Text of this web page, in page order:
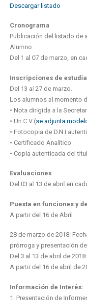
Descargar listado
Cronograma
Publicación del listado de
Alumno
Del 1 al 07 de marzo, en
Inscripciones de
Del 13 al 27 de marzo.
Los alumnos al momento
• Nota dirigida a la
• Un C.V (se adjunta
• Fotocopia de D.N.I
• Certificado Analítico
• Copia autenticada del
Evaluaciones
Del 03 al 13 de abril en
Puesta en funciones y
A partir del 16 de Abril
28 de marzo de 2018:
prórroga y presentación
Del 3 al 13 de abril de
A partir del 16 de abril de
Información de Interés:
1. Presentación de